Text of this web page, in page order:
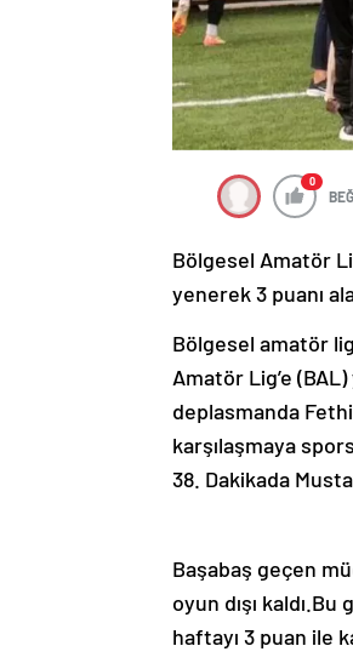
0
Bölgesel Amatör
yenerek 3 puanı
Bölgesel amatör
Amatör Lig’e
deplasmanda
karşılaşmaya
38. Dakikada
Başabaş geçen
oyun dışı
haftayı 3 puan ile